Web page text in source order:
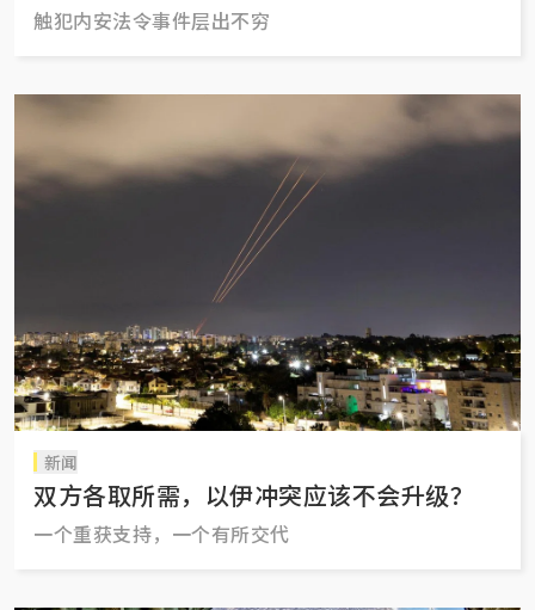
触犯内安法令事件层出不穷
新闻
双方各取所需，以伊冲突应该不会升级？
一个重获支持，一个有所交代